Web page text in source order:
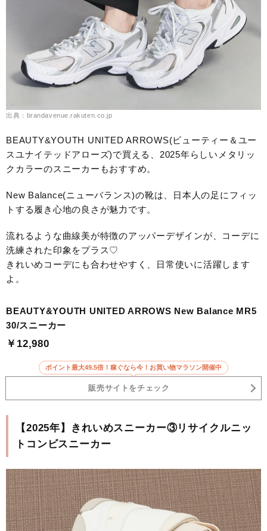
出典：brandavenue.rakuten.co.jp
BEAUTY&YOUTH UNITED ARROWS(ビューティー＆ユー
スユナイテッドアローズ)で買える、2025年らしいメタリッ
クカラーのスニーカーもおすすめ。
New Balance(ニューバランス)の靴は、日本人の足にフィッ
トする履き心地の良さが魅力です。
流れるような曲線美が特徴のアッパーデザインが、コーデに
洗練された印象をプラス♡
きれいめコーデにも合わせやすく、日常使いに活躍します
よ。
BEAUTY&YOUTH UNITED ARROWS New Balance MR5
30/スニーカー
￥12,980
ポイント最大49.5倍！稼ぐなら今！お買い物マラソン開催中
販売サイトをチェック
【2025年】きれいめスニーカー③リサイクルニッ
トコンビスニーカー